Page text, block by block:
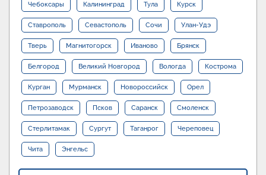
Чебоксары Калининград Тула Курск
Ставрополь Севастополь Сочи Улан-Удэ
Тверь Магнитогорск Иваново Брянск
Белгород Великий Новгород Вологда Кострома
Курган Мурманск Новороссийск Орел
Петрозаводск Псков Саранск Смоленск
Стерлитамак Сургут Таганрог Череповец
Чита Энгельс